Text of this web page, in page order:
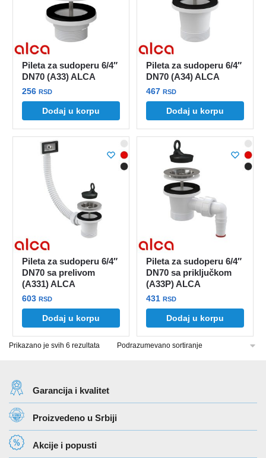
Pileta za sudoperu 6/4″
DN70 (A33) ALCA
256RSD
Dodaj u korpu
Pileta za sudoperu 6/4″
DN70 (A34) ALCA
467RSD
Dodaj u korpu
Pileta za sudoperu 6/4″
DN70 sa prelivom
(A331) ALCA
603RSD
Dodaj u korpu
Pileta za sudoperu 6/4″
DN70 sa priključkom
(A33P) ALCA
431RSD
Dodaj u korpu
Prikazano je svih 6 rezultata
Garancija i kvalitet
Proizvedeno u Srbiji
Akcije i popusti